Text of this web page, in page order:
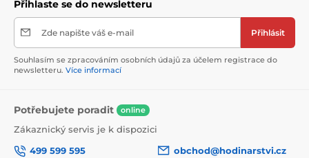
Přihlaste se do newsletteru
Zde napište váš e-mail Přihlásit
Souhlasím se zpracováním osobních údajů za účelem registrace do
newsletteru. Více informací
Potřebujete poradit online
Zákaznický servis je k dispozici
499 599 595
obchod@hodinarstvi.cz